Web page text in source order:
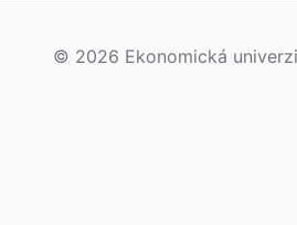
© 2026 Ekonomická